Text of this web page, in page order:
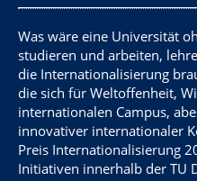
Was wäre eine Universität
studieren und arbeiten,
die Internationalisierung
die sich für Weltoffenheit,
internationalen Campus,
innovativer internationaler
Preis Internationalisierung
Initiativen innerhalb der TU